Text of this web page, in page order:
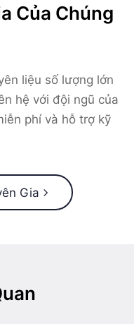
Của Chúng
liệu số lượng lớn
hệ với đội ngũ của
phí và hỗ trợ kỹ
Gia